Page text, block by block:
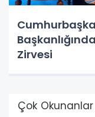
Zirvesi
Çok Okunanlar